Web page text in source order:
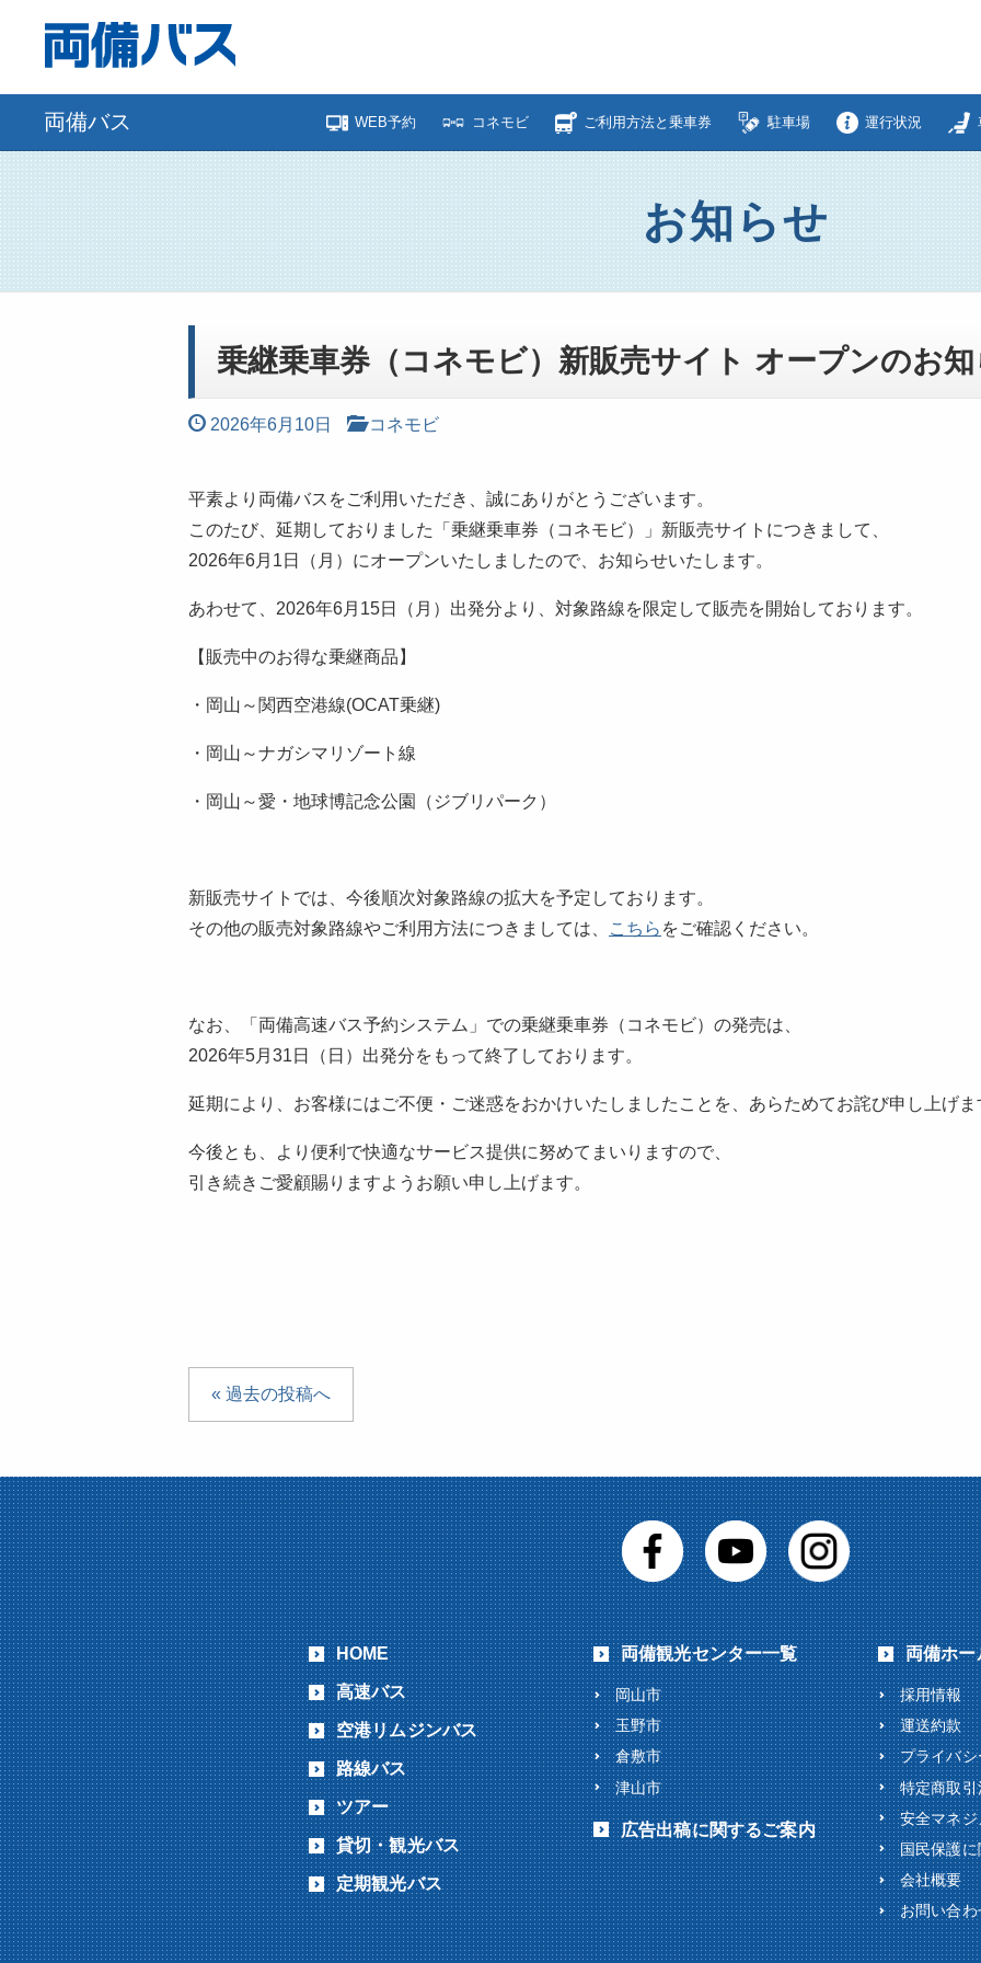
両備バス WEB予約 コネモビ ご利用方法と乗車券 駐車場 運行状況
お知らせ
乗継乗車券（コネモビ）新販売サイト オープンのお
2026年6月10日 コネモビ
平素より両備バスをご利用いただき、誠にありがとうございます。
このたび、延期しておりました「乗継乗車券（コネモビ）」新販売サイトにつきまして、
2026年6月1日（月）にオープンいたしましたので、お知らせいたします。
あわせて、2026年6月15日（月）出発分より、対象路線を限定して販売を開始しております。
【販売中のお得な乗継商品】
・岡山～関西空港線(OCAT乗継)
・岡山～ナガシマリゾート線
・岡山～愛・地球博記念公園（ジブリパーク）
新販売サイトでは、今後順次対象路線の拡大を予定しております。
その他の販売対象路線やご利用方法につきましては、
こちら をご確認ください。
なお、「両備高速バス予約システム」での乗継乗車券（コネモビ）の発売は、
2026年5月31日（日）出発分をもって終了しております。
延期により、お客様にはご不便・ご迷惑をおかけいたしましたことを、あらためてお詫び申し上げま
今後とも、より便利で快適なサービス提供に努めてまいりますので、
引き続きご愛顧賜りますようお願い申し上げます。
« 過去の投稿へ
HOME
高速バス
空港リムジンバス
路線バス
ツアー
貸切・観光バス
定期観光バス
両備観光センター一覧
岡山市
玉野市
倉敷市
津山市
広告出稿に関するご案内
両備ホ
採用情報
運送約款
プライバ
特定商取
安全マネジ
国民保護
会社概要
お問い合わ